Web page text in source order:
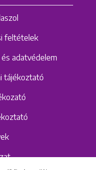
feltételek
adatvédelem
tájékoztató